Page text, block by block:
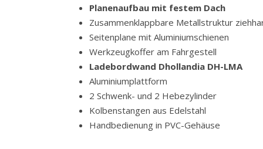
Planenaufbau mit festem Dach
Zusammenklappbare Metallstruktur
Seitenplane mit Aluminiumschienen
Werkzeugkoffer am Fahrgestell
Ladebordwand Dhollandia DH-LMA
Aluminiumplattform
2 Schwenk- und 2 Hebezylinder
Kolbenstangen aus Edelstahl
Handbedienung in PVC-Gehäuse